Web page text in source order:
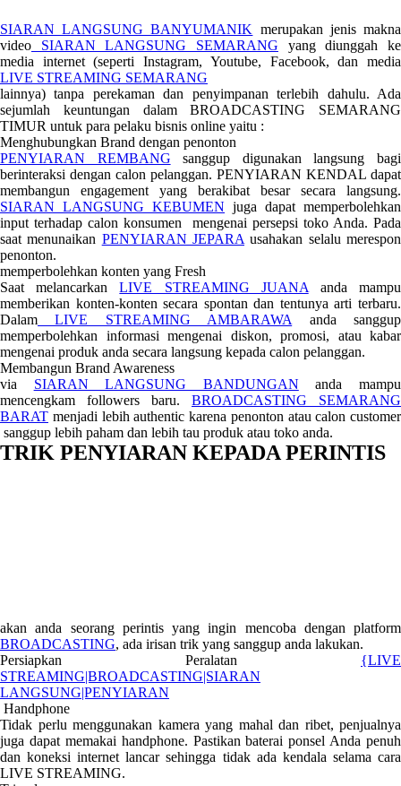
SIARAN LANGSUNG BANYUMANIK merupakan jenis makna
video SIARAN LANGSUNG SEMARANG yang diunggah ke
media internet (seperti Instagram, Youtube, Facebook, dan media
LIVE STREAMING SEMARANG
lainnya) tanpa perekaman dan penyimpanan terlebih dahulu. Ada
sejumlah keuntungan dalam BROADCASTING SEMARANG
TIMUR untuk para pelaku bisnis online yaitu :
Menghubungkan Brand dengan penonton
PENYIARAN REMBANG sanggup digunakan langsung bagi
berinteraksi dengan calon pelanggan. PENYIARAN KENDAL dapat
membangun engagement yang berakibat besar secara langsung.
SIARAN LANGSUNG KEBUMEN juga dapat memperbolehkan
input terhadap calon konsumen mengenai persepsi toko Anda. Pada
saat menunaikan PENYIARAN JEPARA usahakan selalu merespon
penonton.
memperbolehkan konten yang Fresh
Saat melancarkanLIVE STREAMING JUANA anda mampu
memberikan konten-konten secara spontan dan tentunya arti terbaru.
Dalam LIVE STREAMING AMBARAWA anda sanggup
memperbolehkan informasi mengenai diskon, promosi, atau kabar
mengenai produk anda secara langsung kepada calon pelanggan.
Membangun Brand Awareness
via SIARAN LANGSUNG BANDUNGAN anda mampu
mencengkam followers baru. BROADCASTING SEMARANG
BARAT menjadi lebih authentic karena penonton atau calon customer
sanggup lebih paham dan lebih tau produk atau toko anda.
TRIK PENYIARAN KEPADA PERINTIS
akan anda seorang perintis yang ingin mencoba dengan platform
BROADCASTING, ada irisan trik yang sanggup anda lakukan.
Persiapkan Peralatan {LIVE
STREAMING|BROADCASTING|SIARAN
LANGSUNG|PENYIARAN
Handphone
Tidak perlu menggunakan kamera yang mahal dan ribet, penjualnya
juga dapat memakai handphone. Pastikan baterai ponsel Anda penuh
dan koneksi internet lancar sehingga tidak ada kendala selama cara
LIVE STREAMING.